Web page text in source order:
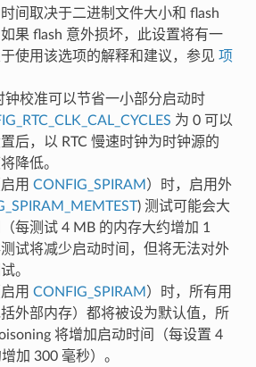
间取决于二进制文件大小和 flash
果 flash 意外损坏，此设置将有一
使用该选项的解释和建议，参见 项
钟校准可以节省一小部分启动时
为 0 可以
后，以 RTC 慢速时钟为时钟源的
降低。
用 CONFIG_SPIRAM ）时，启用外
) 测试可能会大
每测试 4 MB 的内存大约增加 1
试将减少启动时间，但将无法对外
。
用 CONFIG_SPIRAM ）时，所有用
外部内存）都将被设为默认值，所
将增加启动时间（每设置 4
加 300 毫秒）。